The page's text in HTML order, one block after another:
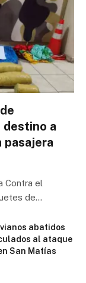
destino a
pasajera
Contra el
de…
abatidos
al ataque
San Matías